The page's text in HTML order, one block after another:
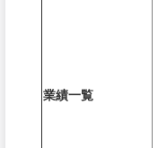
業績一覧